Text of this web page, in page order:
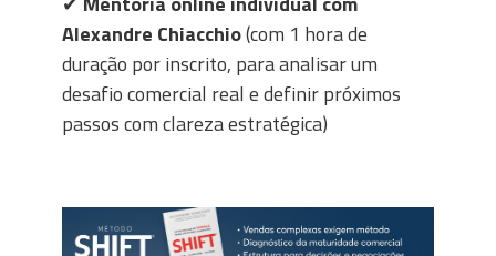
Alexandre Chiacchio(com 1 hora de
duração por inscrito, para analisar um
desafio comercial real e definir próximos
passos com clareza estratégica)